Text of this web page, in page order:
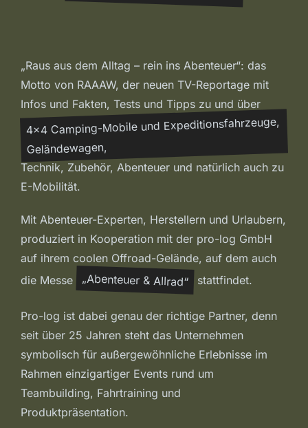
„Raus aus dem Alltag – rein ins Abenteuer“: das
Motto von RAAAW, der neuen TV-Reportage mit
Infos und Fakten, Tests und Tipps zu und über
4×4 Camping-Mobile und Expeditionsfahrzeuge,
Geländewagen,
Technik, Zubehör, Abenteuer und natürlich auch zu
E-Mobilität.
Mit Abenteuer-Experten, Herstellern und Urlaubern,
produziert in Kooperation mit der pro-log GmbH
auf ihrem coolen Offroad-Gelände, auf dem auch
die Messe
„Abenteuer & Allrad“ stattfindet.
Pro-log ist dabei genau der richtige Partner, denn
seit über 25 Jahren steht das Unternehmen
symbolisch für außergewöhnliche Erlebnisse im
Rahmen einzigartiger Events rund um
Teambuilding, Fahrtraining und
Produktpräsentation.